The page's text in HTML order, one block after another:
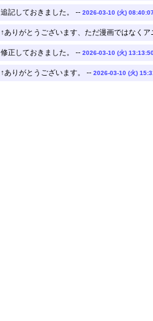
追記しておきました。 -- 2026-03-10 (火) 08:40:07
↑ありがとうございます、ただ漫画ではなく
修正しておきました。 -- 2026-03-10 (火) 13:13:50
↑ありがとうございます。 -- 2026-03-10 (火)